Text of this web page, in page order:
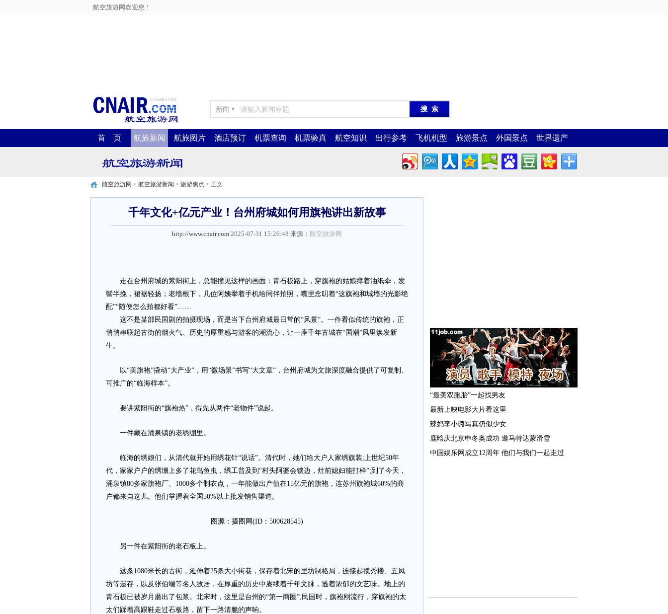
航空旅游网欢迎您！
新闻 ▼
首 页 航旅新闻 航旅图片 酒店预订 机票查询 机票验真 航空知识 出行参考 飞机机型 旅游景点 外国景点 世界遗产
航空旅游网 > 航空旅游新闻 > 旅游焦点 > 正文
千年文化+亿元产业！台州府城如何用旗袍讲出新故事
http://www.cnair.com 2025-07-31 15:26:48 来源： 航空旅游网
走在台州府城的紫阳街上，总能撞见这样的画面：青石板路上，穿旗袍的姑娘撑着油纸伞，发
髻半挽，裙裾轻扬；老墙根下，几位阿姨举着手机给同伴拍照，嘴里念叨着“这旗袍和城墙的光影绝
配”“随便怎么拍都好看”……
这不是某部民国剧的拍摄现场，而是当下台州府城最日常的“风景”。一件看似传统的旗袍，正
悄悄串联起古街的烟火气、历史的厚重感与游客的潮流心，让一座千年古城在“国潮”风里焕发新
生。
以“美旗袍”撬动“大产业”，用“微场景”书写“大文章”，台州府城为文旅深度融合提供了可复制、
可推广的“临海样本”。
要讲紫阳街的“旗袍热”，得先从两件“老物件”说起。
一件藏在涌泉镇的老绣绷里。
临海的绣娘们，从清代就开始用绣花针“说话”。清代时，她们给大户人家绣旗装;上世纪50年
代，家家户户的绣绷上多了花鸟鱼虫，绣工普及到“村头阿婆会锁边，灶前媳妇能打样”;到了今天，
涌泉镇80多家旗袍厂、1000多个制衣点，一年能做出产值在15亿元的旗袍，连苏州旗袍城60%的商
户都来自这儿。他们掌握着全国50%以上批发销售渠道。
图源：摄图网(ID：500628545)
另一件在紫阳街的老石板上。
这条1080米长的古街，延伸着25条大小街巷，保存着北宋的里坊制格局，连接起揽秀楼、五凤
坊等遗存，以及张伯端等名人故居，在厚重的历史中赓续着千年文脉，透着浓郁的文艺味。地上的
青石板已被岁月磨出了包浆。北宋时，这里是台州的“第一商圈”;民国时，旗袍刚流行，穿旗袍的太
太们踩着高跟鞋走过石板路，留下一路清脆的声响。